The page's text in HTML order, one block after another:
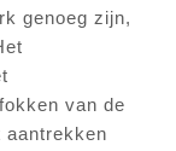
genoeg zijn,
van de
aantrekken